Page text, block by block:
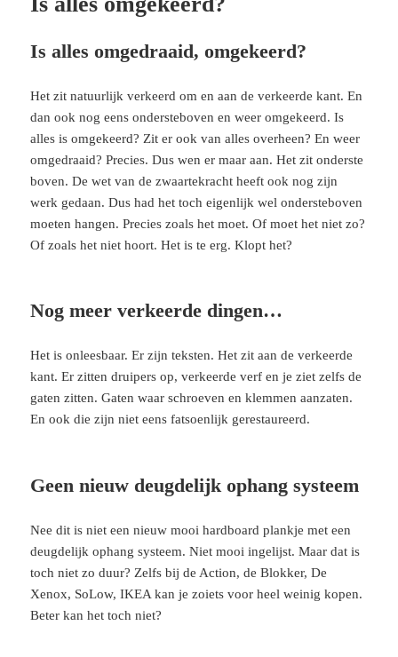
Is alles omgedraaid, omgekeerd?
Het zit natuurlijk verkeerd om en aan de verkeerde kant. En
dan ook nog eens ondersteboven en weer omgekeerd. Is
alles is omgekeerd? Zit er ook van alles overheen? En weer
omgedraaid? Precies. Dus wen er maar aan. Het zit onderste
boven. De wet van de zwaartekracht heeft ook nog zijn
werk gedaan. Dus had het toch eigenlijk wel ondersteboven
moeten hangen. Precies zoals het moet. Of moet het niet zo?
Of zoals het niet hoort. Het is te erg. Klopt het?
Nog meer verkeerde dingen…
Het is onleesbaar. Er zijn teksten. Het zit aan de verkeerde
kant. Er zitten druipers op, verkeerde verf en je ziet zelfs de
gaten zitten. Gaten waar schroeven en klemmen aanzaten.
En ook die zijn niet eens fatsoenlijk gerestaureerd.
Geen nieuw deugdelijk ophang systeem
Nee dit is niet een nieuw mooi hardboard plankje met een
deugdelijk ophang systeem. Niet mooi ingelijst. Maar dat is
toch niet zo duur? Zelfs bij de Action, de Blokker, De
Xenox, SoLow, IKEA kan je zoiets voor heel weinig kopen.
Beter kan het toch niet?